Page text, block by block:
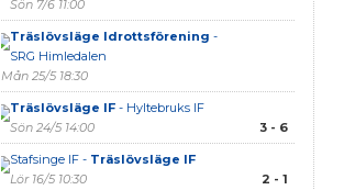
Sön 7/6 11:00
Träslövsläge Idrottsförening -
SRG Himledalen
Mån 25/5 18:30
Träslövsläge IF- Hyltebruks IF
Sön 24/5 14:00
3 - 6
Stafsinge IF - Träslövsläge IF
Lör 16/5 10:30
2 - 1